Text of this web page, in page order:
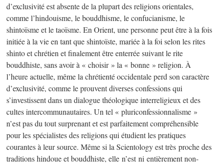
d’exclusivité est absente de la plupart des religions orientales,
comme l’hindouisme, le bouddhisme, le confucianisme, le
shintoïsme et le taoïsme. En Orient, une personne peut être à la fois
initiée à la vie en tant que shintoïste, mariée à la foi selon les rites
shinto et chrétien et finalement être enterrée suivant le rite
bouddhiste, sans avoir à « choisir » la « bonne » religion. À
l’heure actuelle, même la chrétienté occidentale perd son caractère
d’exclusivité, comme le prouvent diverses confessions qui
s’investissent dans un dialogue théologique interreligieux et des
cultes intercommunautaires. Un tel « pluriconfessionnalisme »
n’est pas du tout surprenant et est parfaitement compréhensible
pour les spécialistes des religions qui étudient les pratiques
courantes à leur source. Même si la Scientology est très proche des
traditions hindoue et bouddhiste, elle n’est ni entièrement non-